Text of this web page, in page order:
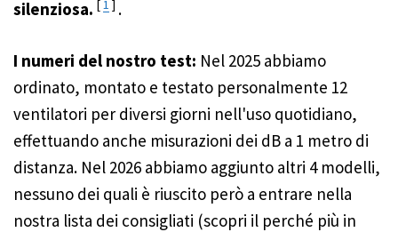
silenziosa. [ 1 ] .
I numeri del nostro test: Nel 2025 abbiamo
ordinato, montato e testato personalmente 12
ventilatori per diversi giorni nell'uso quotidiano,
effettuando anche misurazioni dei dB a 1 metro di
distanza. Nel 2026 abbiamo aggiunto altri 4 modelli,
nessuno dei quali è riuscito però a entrare nella
nostra lista dei consigliati (scopri il perché più in